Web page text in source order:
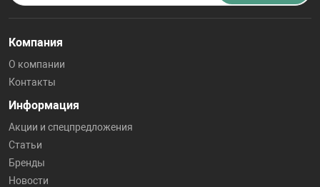
Компания
О компании
Контакты
Информация
Акции и спецпредложения
Статьи
Бренды
Новости